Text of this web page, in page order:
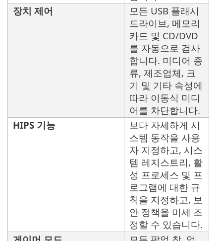
장치 제어
모든 USB 플래시
드라이브, 메모리
카드 및 CD/DVD
를 자동으로 검사
합니다. 미디어 종
류, 제조업체, 크
기 및 기타 속성에
따라 이동식 미디
어를 차단합니다.
HIPS 기능
보다 자세하게 시
스템 동작을 사용
자 지정하고, 시스
템 레지스트리, 활
성 프로세스 및 프
로그램에 대한 규
칙을 지정하고, 보
안 정책을 미세 조
정할 수 있습니다.